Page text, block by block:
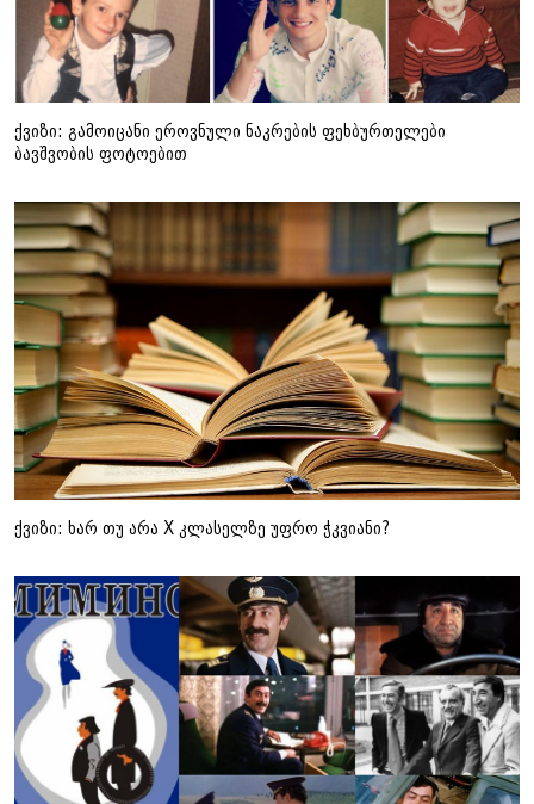
ქვიზი: გამოიცანი ეროვნული ნაკრების ფეხბურთელები
ბავშვობის ფოტოებით
ქვიზი: ხარ თუ არა X კლასელზე უფრო ჭკვიანი?